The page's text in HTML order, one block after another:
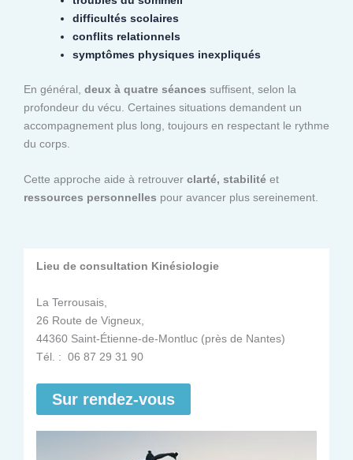
difficultés scolaires
conflits relationnels
symptômes physiques inexpliqués
En général, deux à quatre séances suffisent, selon la
profondeur du vécu. Certaines situations demandent un
accompagnement plus long, toujours en respectant le rythme
du corps.
Cette approche aide à retrouver clarté, stabilité et
ressources personnelles pour avancer plus sereinement.
Lieu de consultation Kinésiologie
La Terrousais,
26 Route de Vigneux,
44360 Saint-Étienne-de-Montluc (près de Nantes)
Tél. : 06 87 29 31 90
Sur rendez-vous